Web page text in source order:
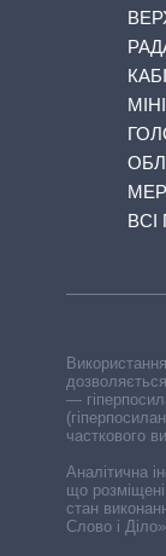
—
часткового
Аналітична
що
стан
Слово і